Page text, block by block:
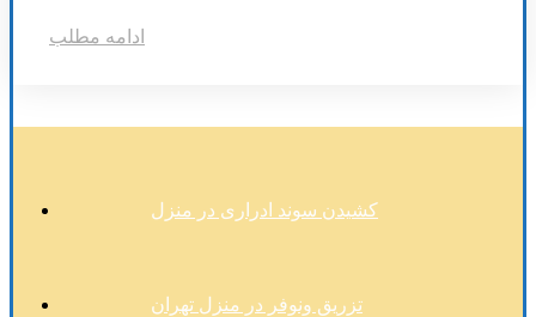
ادامه مطلب
کشیدن سوند ادراری در منزل
تزریق ونوفر در منزل تهران